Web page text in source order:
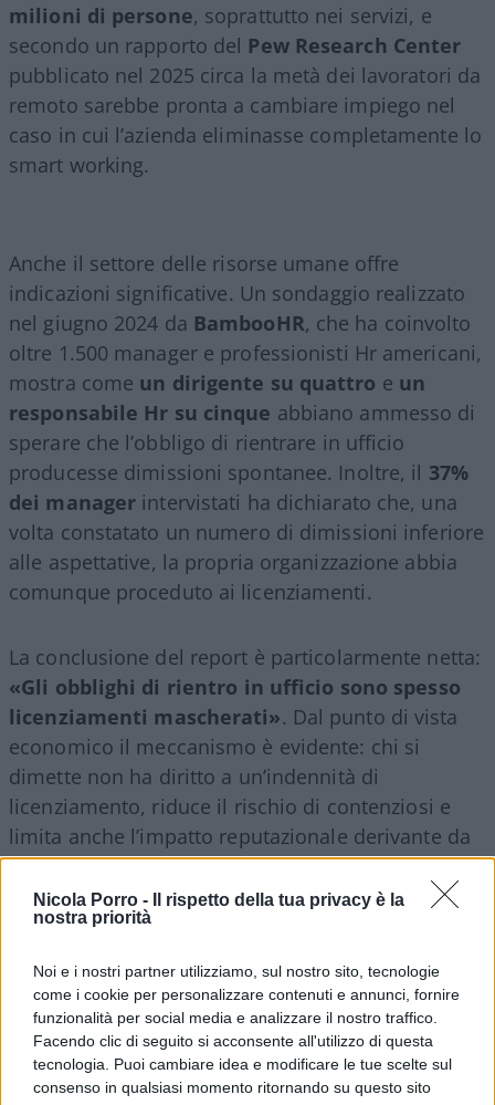
Nicola Porro -
Il rispetto della tua privacy è la
nostra priorità
Noi e i nostri partner utilizziamo, sul nostro sito, tecnologie
come i cookie per personalizzare contenuti e annunci, fornire
funzionalità per social media e analizzare il nostro traffico.
Facendo clic di seguito si acconsente all'utilizzo di questa
tecnologia. Puoi cambiare idea e modificare le tue scelte sul
consenso in qualsiasi momento ritornando su questo sito
milioni di persone, soprattutto nei servizi, e
secondo un rapporto del Pew Research Center
pubblicato nel 2025 circa la metà dei lavoratori da
remoto sarebbe pronta a cambiare impiego nel
caso in cui l’azienda eliminasse completamente lo
smart working.
Anche il settore delle risorse umane offre
indicazioni significative. Un sondaggio realizzato
nel giugno 2024 da BambooHR, che ha coinvolto
oltre 1.500 manager e professionisti Hr americani,
mostra come un dirigente su quattro e un
responsabile Hr su cinque abbiano ammesso di
sperare che l’obbligo di rientrare in ufficio
producesse dimissioni spontanee. Inoltre, il 37%
dei manager intervistati ha dichiarato che, una
volta constatato un numero di dimissioni inferiore
alle aspettative, la propria organizzazione abbia
comunque proceduto ai licenziamenti.
La conclusione del report è particolarmente netta:
«Gli obblighi di rientro in ufficio sono spesso
licenziamenti mascherati». Dal punto di vista
economico il meccanismo è evidente: chi si
dimette non ha diritto a un’indennità di
licenziamento, riduce il rischio di contenziosi e
limita anche l’impatto reputazionale derivante da
tagli del personale su larga scala.
I rischi del ritorno obbligatorio in
ufficio
Questa strategia, tuttavia, non è priva di
conseguenze anche per le imprese. Secondo